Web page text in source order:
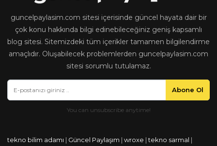
guncelpaylasim.com sitesi içerisinde güncel hayata dair bir
çok konu hakkında bilgi edinebileceğiniz geniş kapsamlı
blog sitesi. Sitemizdeki tüm içerikler tamamen bilgilendirme
amaçlıdır. Oluşabilecek problemlerden guncelpaylasim.com
sitesi sorumlu tutulamaz.
Abone Ol
tekno bilim adamı | Güncel Paylaşım | wroxe |tekno sarmal |